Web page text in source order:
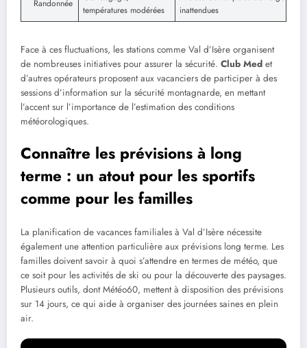
Randonnée
températures modérées
inattendues
Face à ces fluctuations, les stations comme Val d’Isère organisent
de nombreuses initiatives pour assurer la sécurité. Club Med et
d’autres opérateurs proposent aux vacanciers de participer à des
sessions d’information sur la sécurité montagnarde, en mettant
l’accent sur l’importance de l’estimation des conditions
météorologiques.
Connaître les prévisions à long
terme : un atout pour les sportifs
comme pour les familles
La planification de vacances familiales à Val d’Isère nécessite
également une attention particulière aux prévisions long terme. Les
familles doivent savoir à quoi s’attendre en termes de météo, que
ce soit pour les activités de ski ou pour la découverte des paysages.
Plusieurs outils, dont Météo60, mettent à disposition des prévisions
sur 14 jours, ce qui aide à organiser des journées saines en plein
air.